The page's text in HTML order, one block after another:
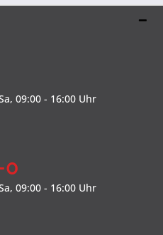
09:00 - 16:00 Uhr
0
09:00 - 16:00 Uhr